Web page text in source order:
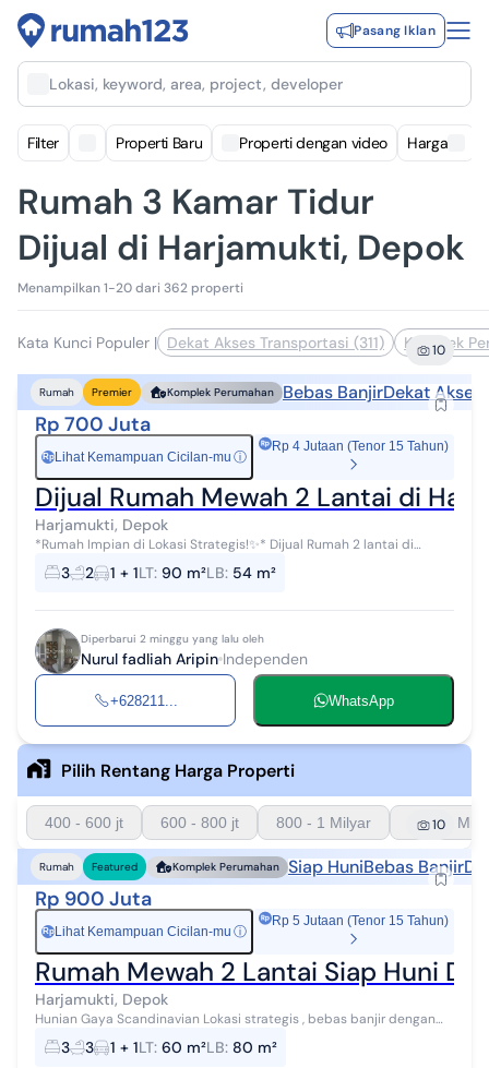
Pasang Iklan
Lokasi, keyword, area, project, developer
Filter Properti Baru Properti dengan video Harga
Rumah 3 Kamar Tidur
Dijual di Harjamukti, Depok
Menampilkan 1-20 dari 362 properti
Kata Kunci Populer | Dekat Akses Transportasi (311) Komplek
10
Rumah Premier Komplek Perumahan Bebas BanjirDekat
Rp 700 Juta
Rp Lihat Kemampuan Cicilan-mu ⓘ
Rp 4 Jutaan (Tenor 15 Tahun)
Dijual Rumah Mewah 2 Lantai di
Harjamukti, Depok
*Rumah Impian di Lokasi Strategis!✨* Dijual Rumah 2 lantai di
Harjamukti, Cimanggis, Depok Bergaya American Classic Yang
Strategis, Aman dan Nya...
3 2 1 + 1LT: 90 m²LB: 54 m²
Diperbarui 2 minggu yang lalu oleh
Nurul fadliah Aripin Independen
+628211... WhatsApp
Pilih Rentang Harga Properti
400 - 600 jt 600 - 800 jt 800 - 1 Milyar 1 - 1.5
10
Rumah Featured Komplek Perumahan Siap HuniBebas Banjir
Rp 900 Juta
Rp Lihat Kemampuan Cicilan-mu ⓘ
Rp 5 Jutaan (Tenor 15 Tahun)
Rumah Mewah 2 Lantai Siap Huni
Harjamukti, Depok
Hunian Gaya Scandinavian Lokasi strategis , bebas banjir dengan
legalitas yang sudah pecah perkavling. Lokasi Pinggir jalan raya
dengan keamanan 2...
3 3 1 + 1LT: 60 m²LB: 80 m²